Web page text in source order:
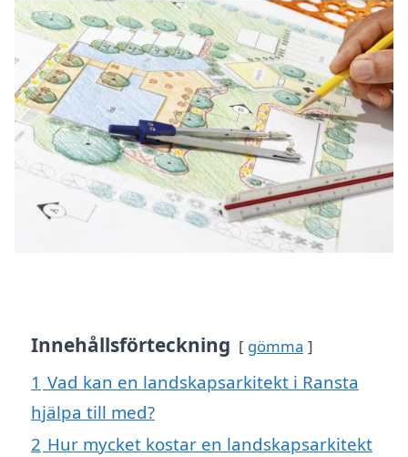
Innehållsförteckning gömma
1 Vad kan en landskapsarkitekt i Ransta
hjälpa till med?
2 Hur mycket kostar en landskapsarkitekt